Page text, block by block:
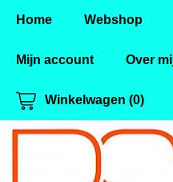
Home Webshop
Mijn account Over
Winkelwagen (0)